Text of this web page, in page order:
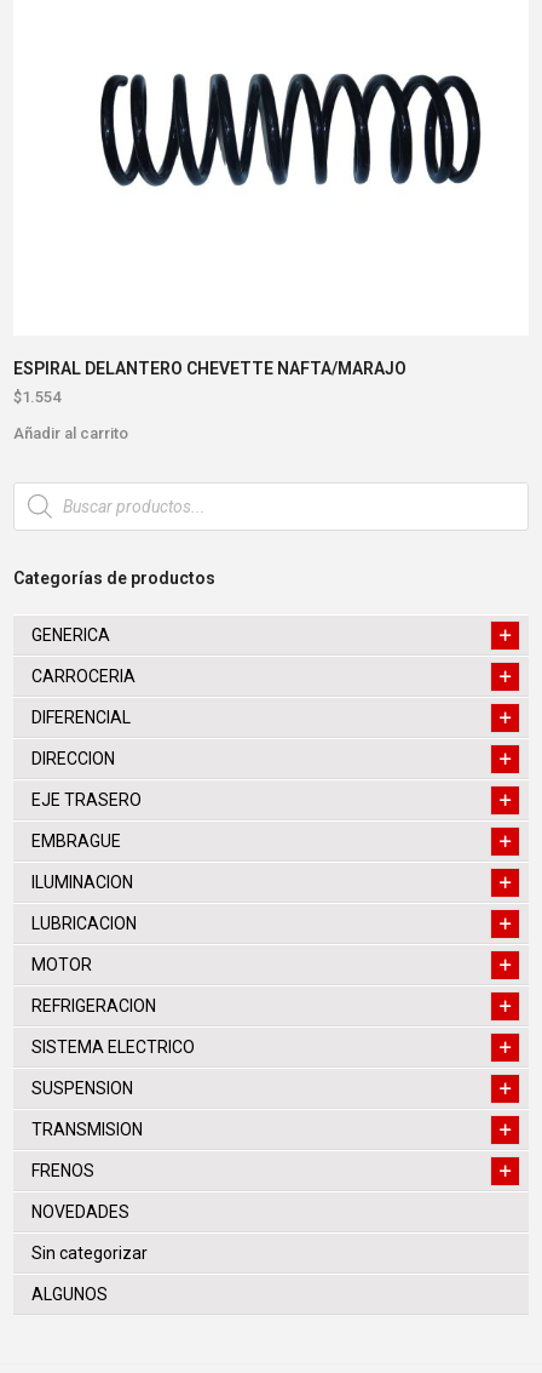
ESPIRAL DELANTERO CHEVETTE NAFTA/MARAJO
$1.554
Añadir al carrito
Búsqueda
de
productos
Categorías de productos
GENERICA
CARROCERIA
DIFERENCIAL
DIRECCION
EJE TRASERO
EMBRAGUE
ILUMINACION
LUBRICACION
MOTOR
REFRIGERACION
SISTEMA ELECTRICO
SUSPENSION
TRANSMISION
FRENOS
NOVEDADES
Sin categorizar
ALGUNOS